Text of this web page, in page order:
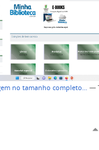
no tamanho completo… —